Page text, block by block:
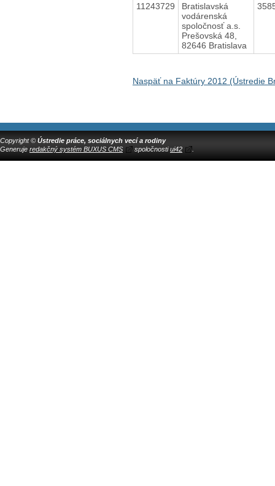
11243729
Bratislavská
vodárenská
spoločnosť a.s.
Prešovská 48,
82646 Bratislava
Naspäť na Faktúry 2012 (Ústredie
Copyright © Ústredie práce, sociálnych vecí a rodiny
Generuje redakčný systém BUXUS CMS spoločnostiui42